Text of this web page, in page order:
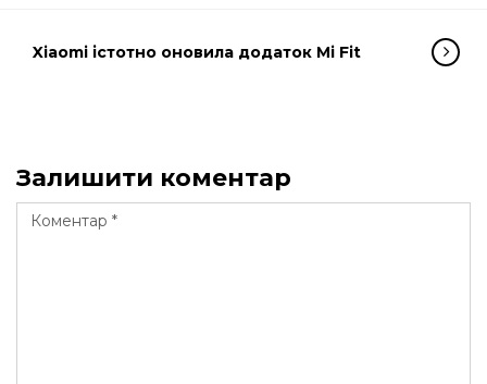
Xiaomi істотно оновила додаток Mi Fit
Залишити коментар